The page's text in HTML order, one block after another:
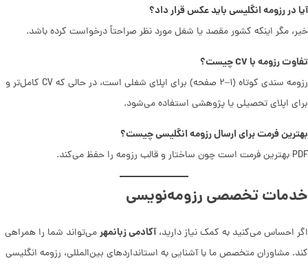
آیا در رزومه انگلیسی باید عکس قرار داد؟
خیر، مگر اینکه کشور مقصد یا شغل مورد نظر صراحتاً درخواست کرده باشد.
تفاوت رزومه با CV چیست؟
رزومه سندی کوتاه (۱–۲ صفحه) برای اپلای شغلی است، در حالی که CV کامل‌تر و
برای اپلای تحصیلی یا پژوهشی استفاده می‌شود.
بهترین فرمت برای ارسال رزومه انگلیسی چیست؟
PDF بهترین فرمت است چون ساختار و قالب رزومه را حفظ می‌کند.
خدمات تخصصی رزومه‌نویسی
اگر احساس می‌کنید به کمک نیاز دارید،آکادمی زبانمهرمی‌تواند شما را همراهی
کند. مشاوران متخصص ما با آشنایی به استانداردهای بین‌المللی، رزومه انگلیسی